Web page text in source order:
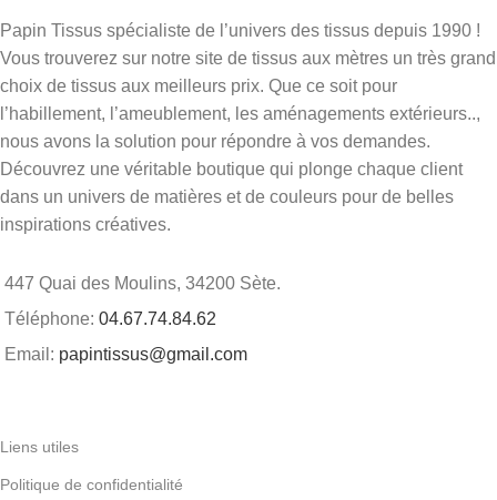
Papin Tissus spécialiste de l’univers des tissus depuis 1990 !
Vous trouverez sur notre site de tissus aux mètres un très grand
choix de tissus aux meilleurs prix. Que ce soit pour
l’habillement, l’ameublement, les aménagements extérieurs..,
nous avons la solution pour répondre à vos demandes.
Découvrez une véritable boutique qui plonge chaque client
dans un univers de matières et de couleurs pour de belles
inspirations créatives.
447 Quai des Moulins, 34200 Sète.
Téléphone: 04.67.74.84.62
Email: papintissus@gmail.com
Liens utiles
Politique de confidentialité